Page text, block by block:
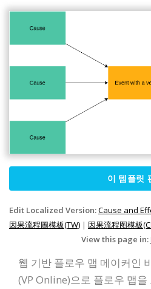
이 템플릿
Edit Localized Version:Cause and
因果流程圖模板(TW) | 因果流程图模板
View this page in:
웹 기반 플로우 맵 메이커인
(VP Online)으로 플로우 맵